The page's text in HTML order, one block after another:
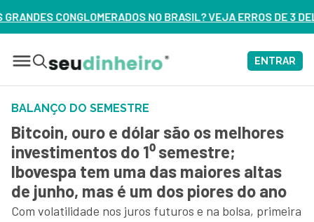
NO BRASIL? VEJA ERROS DE 3 DELES – ASSISTA
ENTRAR
BALANÇO DO SEMESTRE
Bitcoin, ouro e dólar são os melhores
investimentos do 1⁰ semestre;
Ibovespa tem uma das maiores altas
de junho, mas é um dos piores do ano
Com volatilidade nos juros futuros e na bolsa, primeira